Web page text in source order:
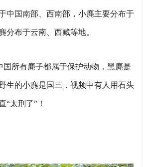
中国南部、西南部，小麂主要分布于
分布于云南、西藏等地。
国所有麂子都属于保护动物，黑麂是
生的小麂是国三，视频中有人用石头
“太刑了”！